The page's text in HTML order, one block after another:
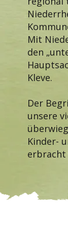
Mit
den
Kleve.
Der
unsere
Kinder-
erbracht